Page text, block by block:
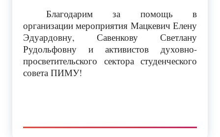
Благодарим за помощь в
организации мероприятия Мацкевич Елену
Эдуардовну, Савенкову Светлану
Рудольфовну и активистов духовно-
просветительского сектора студенческого
совета ПИМУ!